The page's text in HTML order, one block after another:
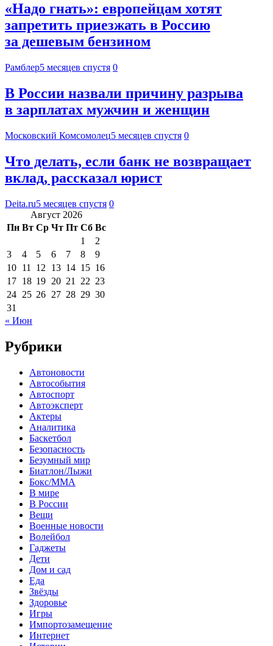
«Надо гнать»: европейцам хотят
запретить приезжать в Россию
за дешевым бензином
Рамблер5 месяцев спустя 0
В России назвали причину разрыва
в зарплатах мужчин и женщин
Московский Комсомолец5 месяцев спустя 0
Что делать, если банк не возвращает
вклад, рассказал юрист
Deita.ru5 месяцев спустя 0
Август 2026
Пн Вт Ср Чт Пт Сб Вс
1
2
3
4 5 6 7 8
9
10 11 12 13 14 15 16
17 18 19 20 21 22 23
24 25 26 27 28 29 30
31
« Июн
Рубрики
Автоновости
Автособытия
Автоспорт
Автоэксперт
Актеры
Аналитика
Баскетбол
Безопасность
Безумный мир
Биатлон/Лыжи
Бокс/MMA
В мире
В России
Вещи
Военные новости
Волейбол
Гаджеты
Дети
Дом и сад
Еда
Звёзды
Здоровье
Игры
Импортозамещение
Интернет